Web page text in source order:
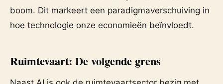
boom. Dit markeert een paradigmaverschuiving in
hoe technologie onze economieën beïnvloedt.
Ruimtevaart: De volgende grens